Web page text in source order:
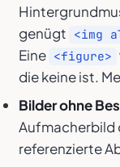
genügt <img
Eine <figure>
die keine ist.
Bilder ohne
Aufmacherbild
referenzierte